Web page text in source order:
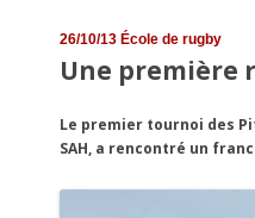
26/10/13 École de rugby
Une première
Le premier tournoi des
SAH, a rencontré un